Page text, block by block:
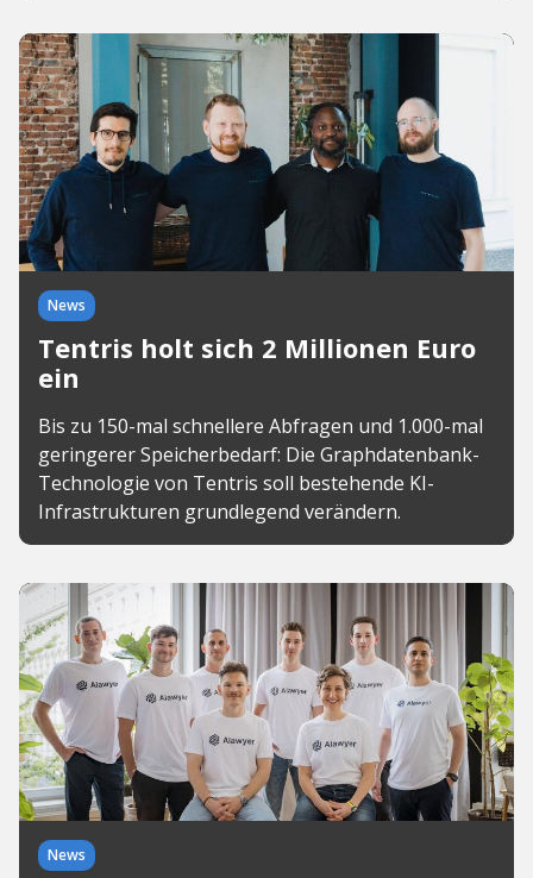
News
Tentris holt sich 2 Millionen Euro
ein
Bis zu 150-mal schnellere Abfragen und 1.000-mal
geringerer Speicherbedarf: Die Graphdatenbank-
Technologie von Tentris soll bestehende KI-
Infrastrukturen grundlegend verändern.
News